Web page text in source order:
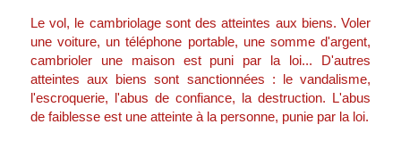
Le vol, le cambriolage sont des atteintes aux biens. Voler
une voiture, un téléphone portable, une somme d'argent,
cambrioler une maison est puni par la loi... D'autres
atteintes aux biens sont sanctionnées : le vandalisme,
l'escroquerie, l'abus de confiance, la destruction. L'abus
de faiblesse est une atteinte à la personne, punie par la loi.